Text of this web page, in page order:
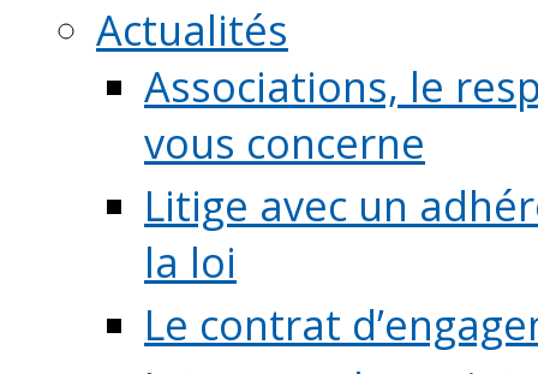
Actualités
Associations, le
vous concerne
Litige avec un
la loi
Le contrat